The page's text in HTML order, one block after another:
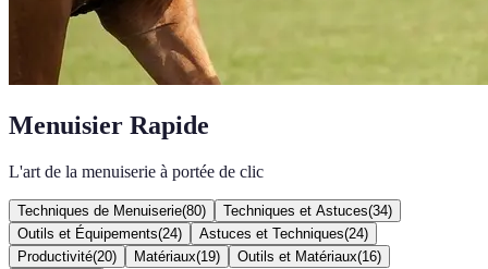
Menuisier Rapide
L'art de la menuiserie à portée de clic
Techniques de Menuiserie(80) Techniques et Astuces(34)
Outils et Équipements(24) Astuces et Techniques(24)
Productivité(20) Matériaux(19) Outils et Matériaux(16)